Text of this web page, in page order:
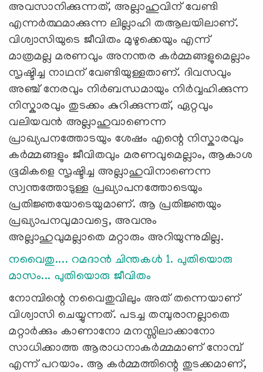
അവസാനിക്കുന്നത്, അല്ലാഹുവിന് വേണ്ടി
എന്നര്‍ത്ഥമാക്കുന്ന ലില്ലാഹി തആലയിലാണ്.
വിശ്വാസിയുടെ ജീവിതം മുഴുക്കെയും എന്ന്
മാത്രമല്ല മരണവും അനന്തര കര്‍മ്മങ്ങളുമെല്ലാം
സൃഷ്ടിച്ച നാഥന് വേണ്ടിയുള്ളതാണ്. ദിവസവും
അഞ്ച് നേരവും നിര്‍ബന്ധമായും നിര്‍വ്വഹിക്കുന്ന
നിസ്കാരവും തുടക്കം കുറിക്കുന്നത്, ഏറ്റവും
വലിയവന്‍ അല്ലാഹുവാണെന്ന
പ്രാഖ്യപനത്തോടയും ശേഷം എന്റെ നിസ്കാരവും
കര്‍മ്മങ്ങളും ജീവിതവും മരണവുമെല്ലാം, ആകാശ
ഭൂമികളെ സൃഷ്ടിച്ച അല്ലാഹുവിനാണെന്ന
സ്വന്തത്തോടുള്ള പ്രഖ്യാപനത്തോടെയും
പ്രതിജ്ഞയോടെയുമാണ്. ആ പ്രതിജ്ഞയും
പ്രഖ്യാപനവുമാവട്ടെ, അവനും
അല്ലാഹുവുമല്ലാതെ മറ്റാരും അറിയുന്നുമില്ല.
നവൈതു.... റമദാന്‍ ചിന്തകള്‍ 1. പുതിയൊരു
മാസം... പുതിയൊരു ജീവിതം
നോമ്പിന്റെ നവൈതുവിലും അത് തന്നെയാണ്
വിശ്വാസി ചെയ്യുന്നത്. പടച്ച തമ്പുരാനല്ലാതെ
മറ്റാര്‍ക്കും കാണാനോ മനസ്സിലാക്കാനോ
സാധിക്കാത്ത ആരാധനാകര്‍മ്മമാണ് നോമ്പ്
എന്ന് പറയാം. ആ കര്‍മ്മത്തിന്റെ തുടക്കമാണ്,